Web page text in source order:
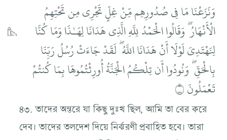
وَنَزَعْنَا مَا فِي صُدُورِهِم مِّنْ غِلٍّ تَجْرِي مِن تَحْتِهِمُ
الْأَنْهَارُ ۖ وَقَالُوا الْحَمْدُ لِلَّهِ الَّذِي هَدَانَا لِهَـٰذَا وَمَا كُنَّا
لِنَهْتَدِيَ لَوْلَا أَنْ هَدَانَا اللَّهُ ۖ لَقَدْ جَاءَتْ رُسُلُ رَبِّنَا
بِالْحَقِّ ۖ وَنُودُوا أَن تِلْكُمُ الْجَنَّةُ أُورِثْتُمُوهَا بِمَا كُنتُمْ
تَعْمَلُونَ ۝
৪৩. তাদের অন্তরে যা কিছু দুঃখ ছিল, আমি তা বের করে
দেব। তাদের তলদেশ দিয়ে নির্ঝরণী প্রবাহিত হবে। তারা